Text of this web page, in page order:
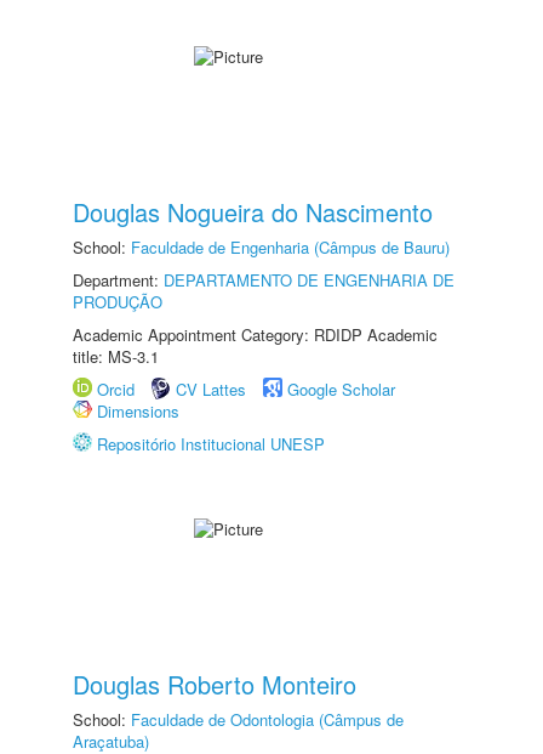
Douglas Nogueira do Nascimento
School: Faculdade de Engenharia (Câmpus de Bauru)
Department: DEPARTAMENTO DE ENGENHARIA DE
PRODUÇÃO
Academic Appointment Category: RDIDP Academic
title: MS-3.1
Orcid
CV Lattes
Google Scholar
Dimensions
Repositório Institucional UNESP
Douglas Roberto Monteiro
School: Faculdade de Odontologia (Câmpus de
Araçatuba)